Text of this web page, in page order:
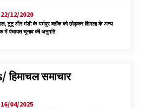
12/2020
टूटू और मंडी के धर्मपुर ब्लॉक को छोड़कर शिमला के अन्य
में पंचायत चुनाव की अनुमति
समाचार
04/2025